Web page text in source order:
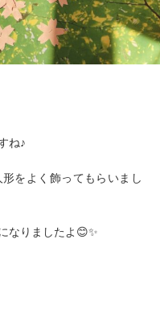
ね♪
をよく飾ってもらいまし
なりましたよ😊✨